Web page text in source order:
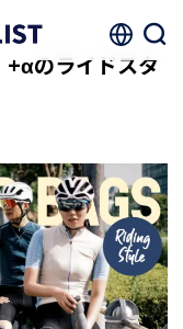
のライドスタ